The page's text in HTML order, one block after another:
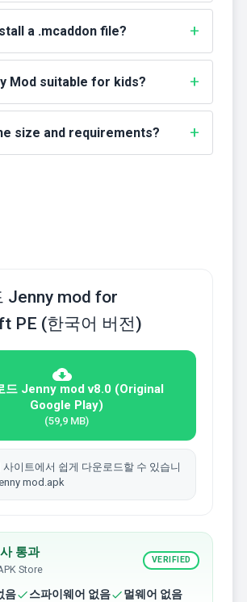
a .mcaddon file?
Mod suitable for kids?
size and requirements?
Jenny mod for
PE (한국어 버전)
드 Jenny mod v8.0 (Original
Google Play)
(59,9 MB)
사이트에서 쉽게 다운로드할 수 있습니
mod.apk
통과
Store
VERIFIED
음 스파이웨어 없음 멀웨어 없음